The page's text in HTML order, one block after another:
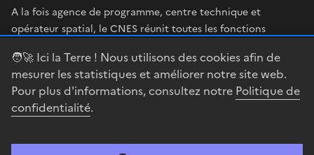
🧑‍🚀 Ici la Terre ! Nous utilisons des cookies afin de
mesurer les statistiques et améliorer notre site web.
Pour plus d'informations, consultez notre Politique de
confidentialité.
A la fois agence de programme, centre technique et
opérateur spatial, le CNES réunit toutes les fonctions
en œuvre sa stratégie spatiale.
legifrance.gouv.fr
gouvernement.fr